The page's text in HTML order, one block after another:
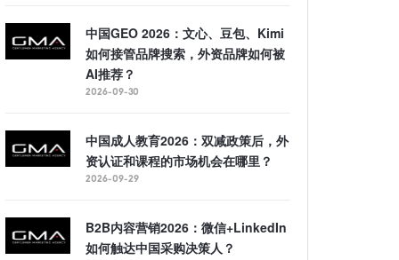
中国GEO 2026：文心、豆包、Kimi
如何接管品牌搜索，外资品牌如何被
AI推荐？
2026-09-30
中国成人教育2026：双减政策后，外
资认证和课程的市场机会在哪里？
2026-09-29
B2B内容营销2026：微信+LinkedIn
如何触达中国采购决策人？